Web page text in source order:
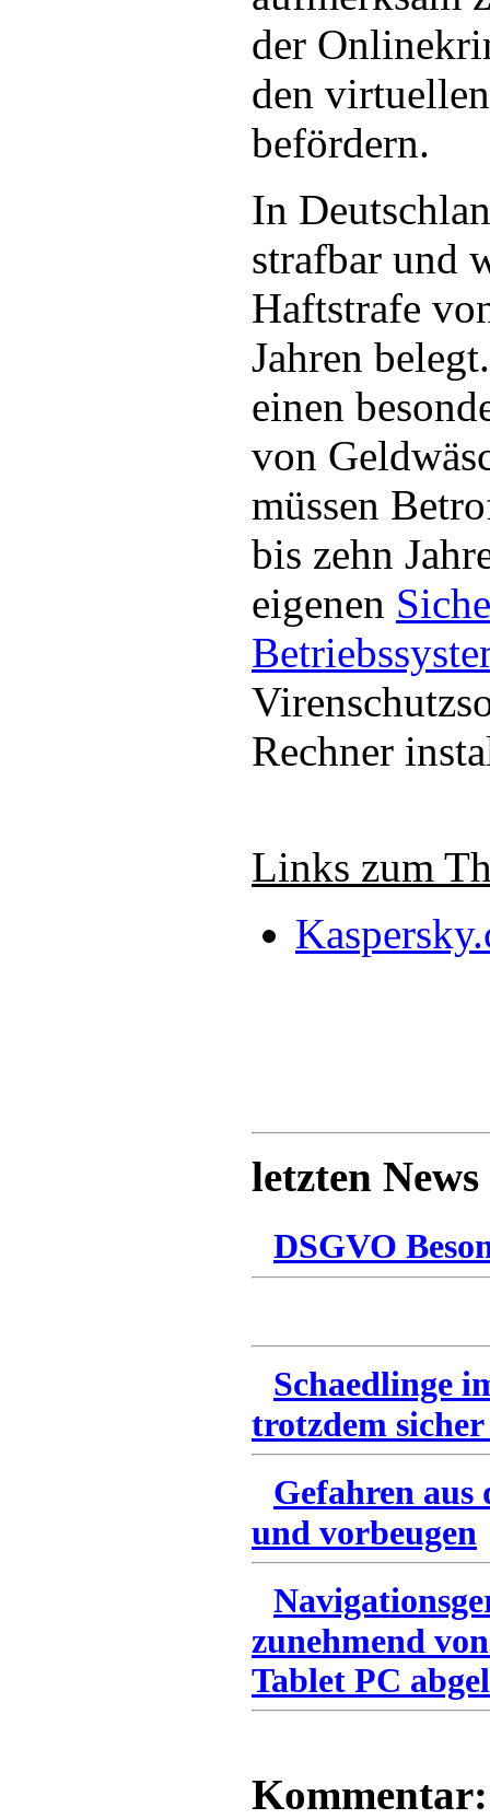
der
den
befördern.
In
strafbar und
Haftstrafe
Jahren
einen
von
müssen
bis zehn
eigenen
Rechner
Links zum
letzten News
DSGVO
Schaedlinge
trotzdem
Gefahren
und vorbeugen
zunehmend
Tablet PC
Kommentar: